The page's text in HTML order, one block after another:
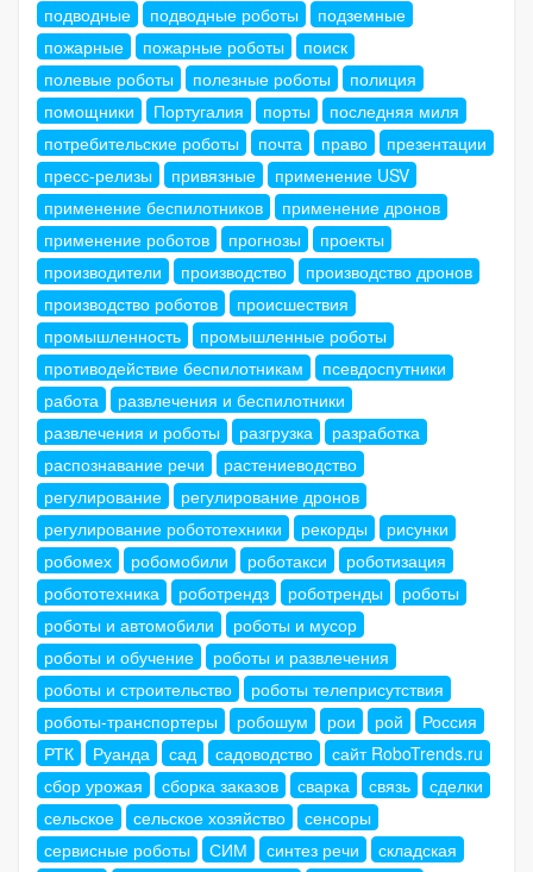
подводные
подводные роботы
подземные
пожарные
пожарные роботы
поиск
полевые роботы
полезные роботы
полиция
помощники
Португалия порты
последняя миля
потребительские роботы
почта право
презентации
пресс-релизы
привязные
применение USV
применение беспилотников
применение дронов
применение роботов
прогнозы
проекты
производители
производство
производство дронов
производство роботов
происшествия
промышленность
промышленные роботы
противодействие беспилотникам
псевдоспутники
работа
развлечения и беспилотники
развлечения и роботы
разгрузка
разработка
распознавание речи
растениеводство
регулирование
регулирование дронов
регулирование робототехники
рекорды
рисунки
робомех
робомобили роботакси
роботизация
робототехника
роботрендз роботренды
роботы
роботы и автомобили
роботы и мусор
роботы и обучение
роботы и развлечения
роботы и строительство
роботы телеприсутствия
роботы-транспортеры
робошум рои рой
Россия
РТК
Руанда сад садоводство
сайт RoboTrends.ru
сбор урожая
сборка заказов сварка связь
сделки
сельское
сельское хозяйство
сенсоры
сервисные роботы
СИМ синтез речи
складская